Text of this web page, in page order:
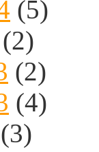
(5)
(2)
(2)
(4)
(3)